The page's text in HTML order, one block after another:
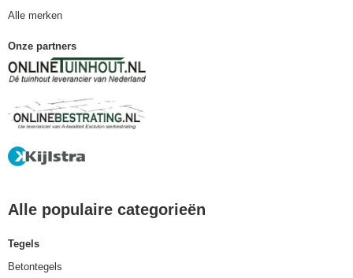
Alle merken
Onze partners
Alle populaire categorieën
Tegels
Betontegels